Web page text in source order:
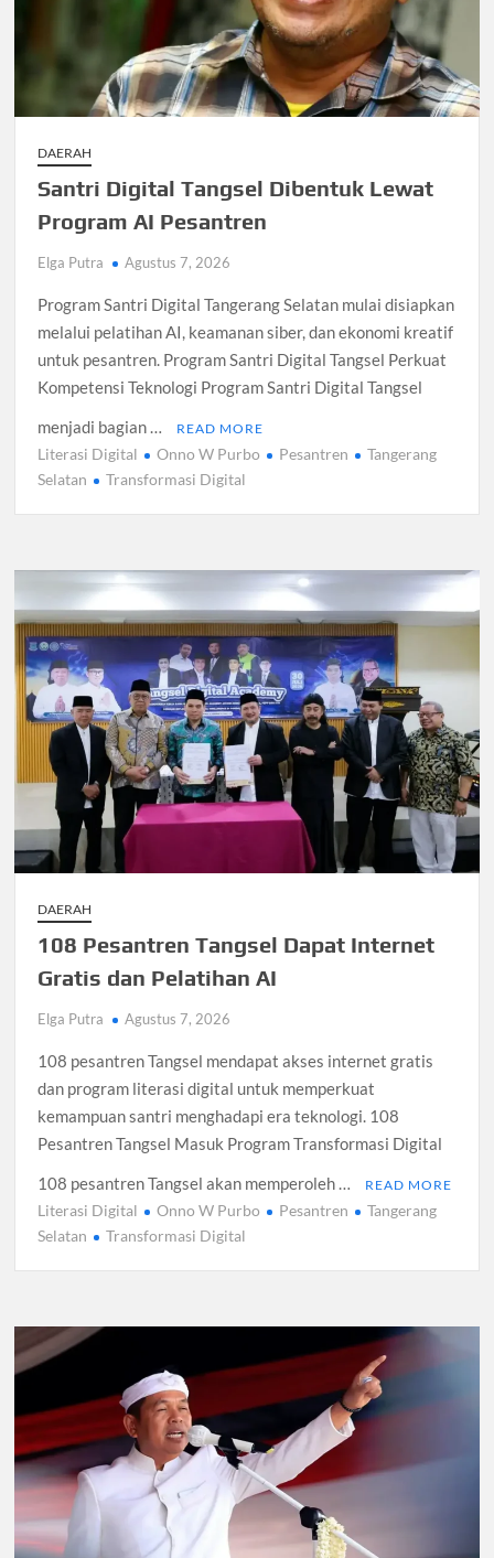
Santri Digital Tangsel Dibentuk Lewat Program AI
Gelombang Panas Seoul Picu Pembatalan 10 Laga
Bank Dunia Mulai Persiapan IDA22, Sri Mulyani Jadi Ketua
Dokter Ungkap Dampak Padel pada Cedera Kaki 2026
Sidang MK Bahas Tanggung Jawab Maskapai Saat Delay
Box Office Hollywood 2026 Tembus 4 Film Rp18 Triliun
DAERAH
Santri Digital Tangsel Dibentuk Lewat
Program AI Pesantren
Elga Putra Agustus 7, 2026
Program Santri Digital Tangerang Selatan mulai disiapkan
melalui pelatihan AI, keamanan siber, dan ekonomi kreatif
untuk pesantren. Program Santri Digital Tangsel Perkuat
Kompetensi Teknologi Program Santri Digital Tangsel
menjadi bagian …
READ MORE
Literasi Digital Onno W Purbo Pesantren
Tangerang
Selatan
Transformasi Digital
DAERAH
108 Pesantren Tangsel Dapat Internet
Gratis dan Pelatihan AI
Elga Putra Agustus 7, 2026
108 pesantren Tangsel mendapat akses internet gratis
dan program literasi digital untuk memperkuat
kemampuan santri menghadapi era teknologi. 108
Pesantren Tangsel Masuk Program Transformasi Digital
108 pesantren Tangsel akan memperoleh …
READ MORE
Literasi Digital Onno W Purbo Pesantren
Tangerang
Selatan
Transformasi Digital